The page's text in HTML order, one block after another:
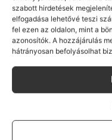
szabott hirdetések
elfogadása lehetővé teszi
fel ezen az oldalon, mint a
azonosítók. A hozzájárulás
hátrányosan befolyásolhat
Hibázni emberi dolog,
Ha ritkán előfordul
hanem megoldást.